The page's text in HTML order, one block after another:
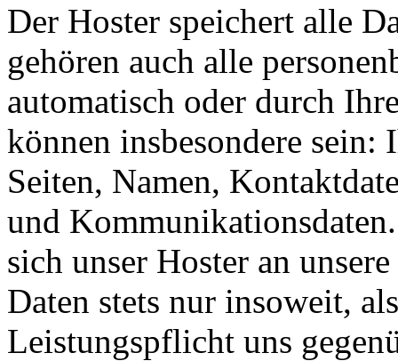
Der Hoster speichert alle
gehören auch alle
automatisch oder durch
können insbesondere sein:
Seiten, Namen,
und
sich unser Hoster an
Daten stets nur insoweit,
Leistungspflicht uns